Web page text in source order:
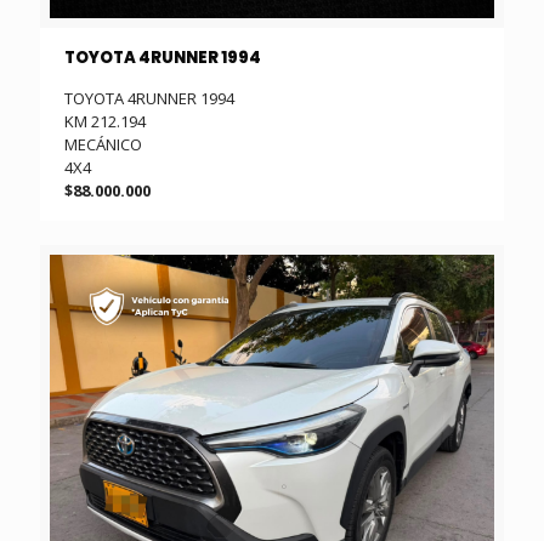
TOYOTA 4RUNNER 1994
TOYOTA 4RUNNER 1994
KM 212.194
MECÁNICO
4X4
$88.000.000